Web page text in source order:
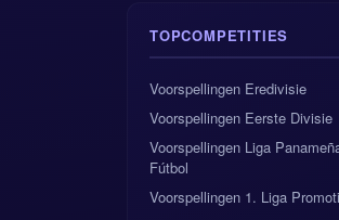
TOPCOMPETITIES
Voorspellingen Eredivisie
Voorspellingen Eerste Divisie
Voorspellingen Liga
Fútbol
Voorspellingen 1. Liga